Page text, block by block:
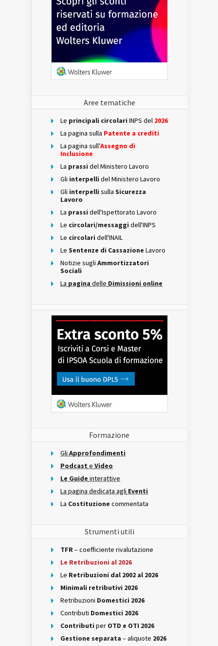
Aree tematiche
Le principali circolari INPS del 2026
La pagina sulla Patente a crediti
La pagina sull'Assegno di
Inclusione
La prassi del Ministero Lavoro
Gli interpelli del Ministero Lavoro
Gli interpelli sulla Sicurezza
Lavoro
La prassi dell'Ispettorato Lavoro
Le circolari/messaggi dell'INPS
Le circolari dell'INAIL
Le Sentenze di Cassazione Lavoro
Notizie sugli Ammortizzatori
Sociali
La pagina delle Dimissioni online
Formazione
Gli Approfondimenti
Podcast e Video
Le Guide interattive
La pagina dedicata agli Eventi
La Costituzione commentata
Strumenti utili
TFR– coefficiente rivalutazione
Le Retribuzioni al 2026
Le Retribuzioni dal 2002 al 2026
Minimali retributivi 2026
Retribuzioni Domestici 2026
Contributi Domestici 2026
Contributi per OTD e OTI 2026
Gestione separata – aliquote 2026